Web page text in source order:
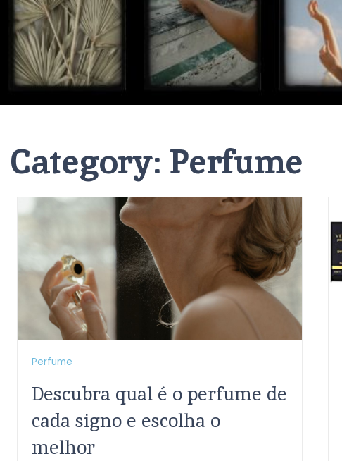
Category: Perfume
Perfume
Descubra qual é o perfume de
cada signo e escolha o
melhor